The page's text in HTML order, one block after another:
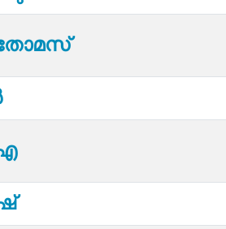
തോമസ്